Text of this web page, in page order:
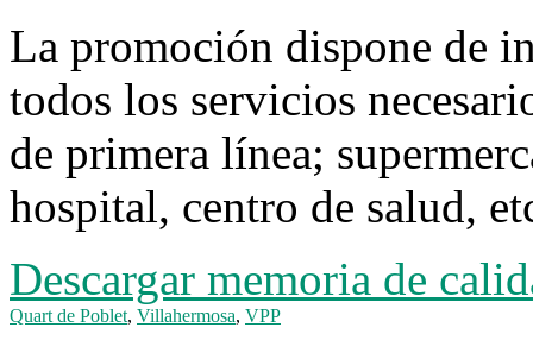
La promoción dispone de
todos los servicios
de primera línea;
hospital, centro de salud,
Descargar memoria de
Quart de Poblet, Villahermosa, VPP